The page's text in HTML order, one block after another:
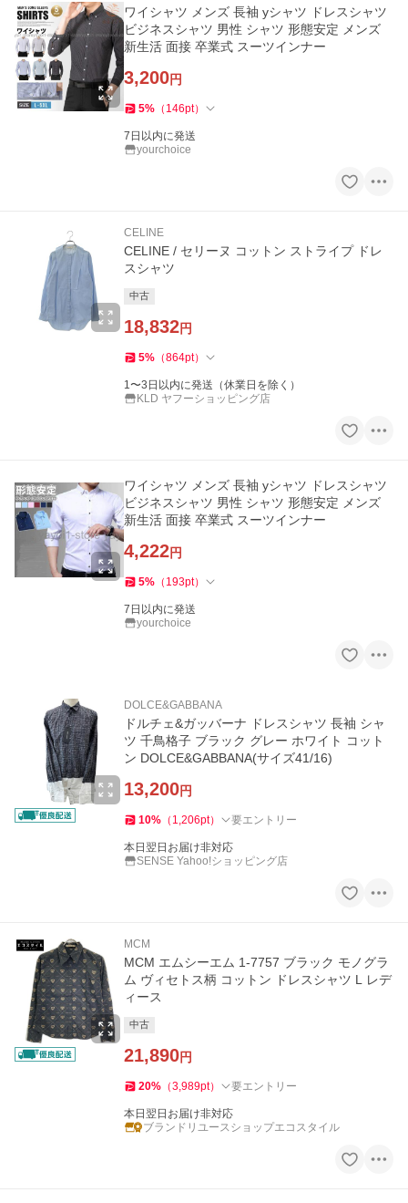
ワイシャツ メンズ 長袖 yシャツ ドレスシャツ
ビジネスシャツ 男性 シャツ 形態安定 メンズ
新生活 面接 卒業式 スーツインナー
3,200円
5% （ 146pt）
7日以内に発送
yourchoice
CELINE
CELINE / セリーヌ コットン ストライプ ドレ
スシャツ
中古
18,832円
5% （864pt）
1〜3日以内に発送（休業日を除く）
KLD ヤフーショッピング店
ワイシャツ メンズ 長袖 yシャツ ドレスシャツ
ビジネスシャツ 男性 シャツ 形態安定 メンズ
新生活 面接 卒業式 スーツインナー
4,222円
5% （ 193pt）
7日以内に発送
yourchoice
DOLCE&GABBANA
ドルチェ&ガッバーナ ドレスシャツ 長袖 シャ
ツ 千鳥格子 ブラック グレー ホワイト コット
ン DOLCE&GABBANA(サイズ41/16)
13,200円
10% （ 1,206pt） 要エントリー
本日翌日お届け非対応
SENSE Yahoo!ショッピング店
MCM
MCM エムシーエム 1-7757 ブラック モノグラ
ム ヴィセトス柄 コットン ドレスシャツ L レデ
ィース
中古
21,890円
20% （3,989pt） 要エントリー
本日翌日お届け非対応
ブランドリユースショップエコスタイル